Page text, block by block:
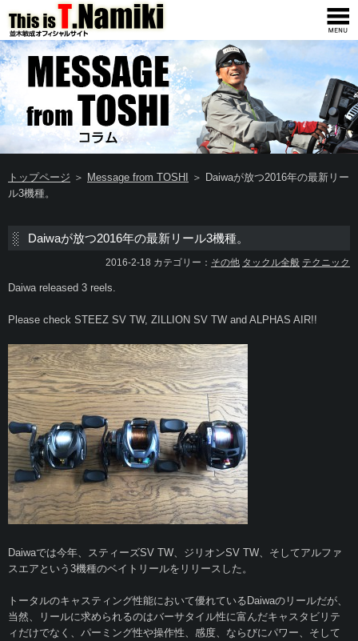
トップページ ＞ Message from TOSHI
＞ Daiwaが放つ2016年の最新リー
ル3機種。
Daiwaが放つ2016年の最新リール3機種。
2016-2-18 カテゴリー： その他 タックル全般 テクニック
Daiwa released 3 reels.
Please check STEEZ SV TW, ZILLION SV TW and ALPHAS AIR!!
Daiwaでは今年、スティーズSV TW、ジリオンSV TW、そしてアルファ
スエアという3機種のベイトリールをリリースした。
トータルのキャスティング性能において優れているDaiwaのリールだが、
当然、リールに求められるのはバーサタイル性に富んだキャスタビリテ
ィだけでなく、パーミング性や操作性、感度、ならびにパワー、そして